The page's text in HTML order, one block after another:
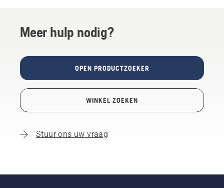
Meer hulp nodig?
OPEN PRODUCTZOEKER
WINKEL ZOEKEN
Stuur ons uw vraag